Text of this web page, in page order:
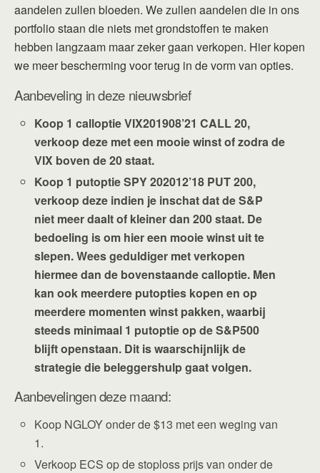
aandelen zullen bloeden. We zullen aandelen die in ons
portfolio staan die niets met grondstoffen te maken
hebben langzaam maar zeker gaan verkopen. Hier kopen
we meer bescherming voor terug in de vorm van opties.
Aanbeveling in deze nieuwsbrief
Koop 1 calloptie VIX201908’21 CALL 20,
verkoop deze met een mooie winst of zodra de
VIX boven de 20 staat.
Koop 1 putoptie SPY 202012’18 PUT 200,
verkoop deze indien je inschat dat de S&P
niet meer daalt of kleiner dan 200 staat. De
bedoeling is om hier een mooie winst uit te
slepen. Wees geduldiger met verkopen
hiermee dan de bovenstaande calloptie. Men
kan ook meerdere putopties kopen en op
meerdere momenten winst pakken, waarbij
steeds minimaal 1 putoptie op de S&P500
blijft openstaan. Dit is waarschijnlijk de
strategie die beleggershulp gaat volgen.
Aanbevelingen deze maand:
Koop NGLOY onder de $13 met een weging van
1.
Verkoop ECS op de stoploss prijs van onder de